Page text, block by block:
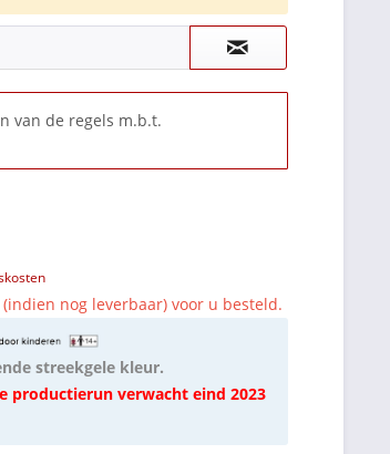
van de regels m.b.t.
nog leverbaar) voor u besteld.
streekgele kleur.
productierun verwacht eind 2023